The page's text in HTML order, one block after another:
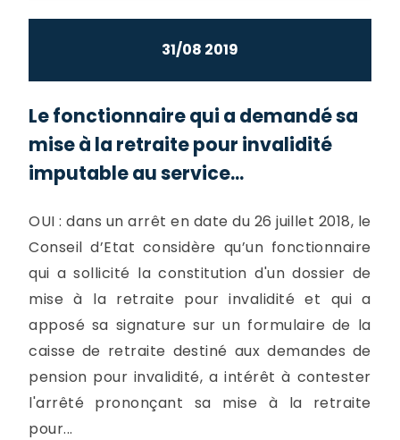
31/08 2019
Le fonctionnaire qui a demandé sa
mise à la retraite pour invalidité
imputable au service...
OUI : dans un arrêt en date du 26 juillet 2018, le
Conseil d’Etat considère qu’un fonctionnaire
qui a sollicité la constitution d'un dossier de
mise à la retraite pour invalidité et qui a
apposé sa signature sur un formulaire de la
caisse de retraite destiné aux demandes de
pension pour invalidité, a intérêt à contester
l'arrêté prononçant sa mise à la retraite
pour...